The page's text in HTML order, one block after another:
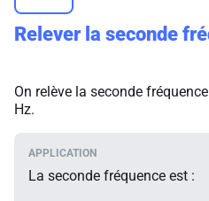
Relever la seconde
On relève la seconde
Hz.
La seconde fréquence est :